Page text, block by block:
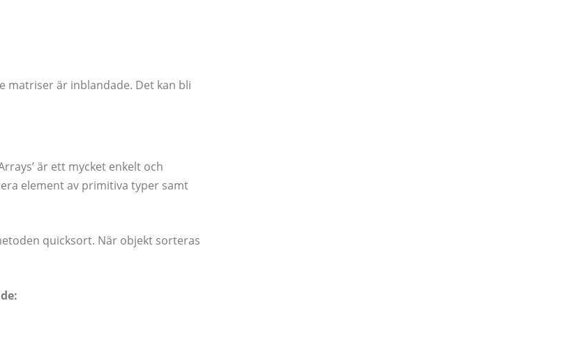
matriser är inblandade. Det kan bli
är ett mycket enkelt och
element av primitiva typer samt
quicksort. När objekt sorteras